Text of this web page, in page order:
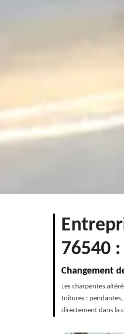
76540
Changement
Les charpentes
toitures :
directement dans la